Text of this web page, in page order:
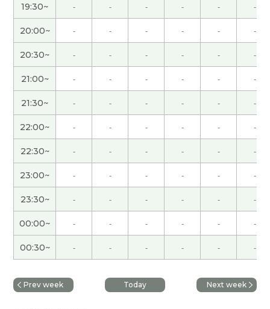
レッスンありがとうございました。次回もどうかよ
ろしくお願いします！
( 60代 男性 )
hana老师，谢谢您的课。今天我去隔壁家告别一下
的时候遇到了我儿子的老朋友。他小时候几乎每天
都来我家，和我儿子们玩游戏。他跟我说话的方式
和那时候一样，我很高兴。下次课见。
まだまだ文字に慣れていない感じですが、次回か
らの本文の内容をとても楽しみにしています。いつ
も楽しく教えて頂いてありがとうございます。( 60
代 男性 )
ありがとうございました。初心者なりにとても楽し
く教えて頂いています。どうかこれからもよろしく
お願いします。
レッスンありがとうございました。読み方や発音
について知らないことを沢山教えて頂きました。早
19:30~ - - - - - -
20:00~ - - - - - -
20:30~ - - - - - -
21:00~ - - - - - -
21:30~ - - - - - -
22:00~ - - - - - -
22:30~ - - - - - -
23:00~ - - - - - -
23:30~ - - - - - -
00:00~ - - - - - -
00:30~ - - - - - -
Prev week Today Next week